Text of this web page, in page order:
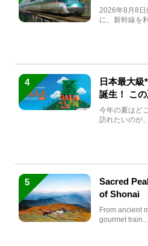
急券も解説
2026年8月8日
に、新幹線を
4
日本最大
誕生！ こ
生まれ変わ
今年の夏はど
訪れたいのが
5
Sacred
of Shonai
From ancient
gourmet train...